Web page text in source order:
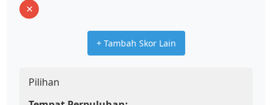
×
+ Tambah Skor Lain
Pilihan